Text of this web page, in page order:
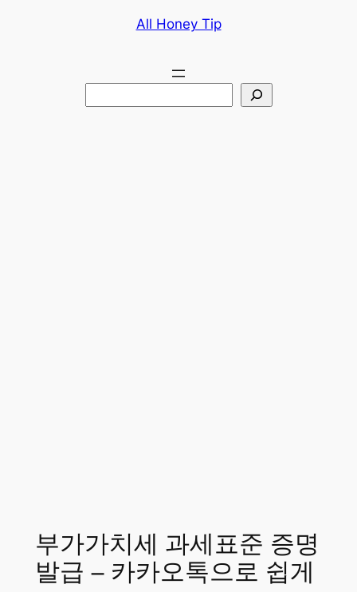
All Honey Tip
부가가치세 과세표준 증명
발급 – 카카오톡으로 쉽게